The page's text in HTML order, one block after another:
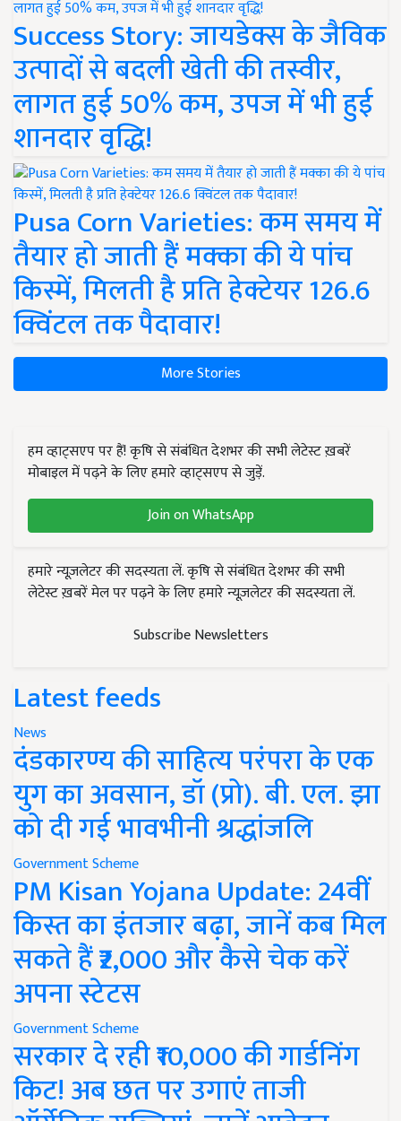
Success Story: जायडेक्स के जैविक
उत्पादों से बदली खेती की तस्वीर,
लागत हुई 50% कम, उपज में भी हुई
शानदार वृद्धि!
Pusa Corn Varieties: कम समय में
तैयार हो जाती हैं मक्का की ये पांच
किस्में, मिलती है प्रति हेक्टेयर 126.6
क्विंटल तक पैदावार!
More Stories
हम व्हाट्सएप पर हैं! कृषि से संबंधित देशभर की सभी लेटेस्ट ख़बरें
मोबाइल में पढ़ने के लिए हमारे व्हाट्सएप से जुड़ें.
Join on WhatsApp
हमारे न्यूज़लेटर की सदस्यता लें. कृषि से संबंधित देशभर की सभी
लेटेस्ट ख़बरें मेल पर पढ़ने के लिए हमारे न्यूज़लेटर की सदस्यता लें.
Subscribe Newsletters
Latest feeds
News
दंडकारण्य की साहित्य परंपरा के एक
युग का अवसान, डॉ (प्रो). बी. एल. झा
को दी गई भावभीनी श्रद्धांजलि
Government Scheme
PM Kisan Yojana Update: 24वीं
किस्त का इंतजार बढ़ा, जानें कब मिल
सकते हैं ₹2,000 और कैसे चेक करें
अपना स्टेटस
Government Scheme
सरकार दे रही ₹10,000 की गार्डनिंग
किट! अब छत पर उगाएं ताजी